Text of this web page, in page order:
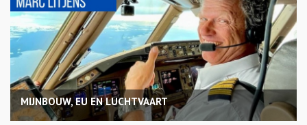
MIJNBOUW, EU EN LUCHTVAART